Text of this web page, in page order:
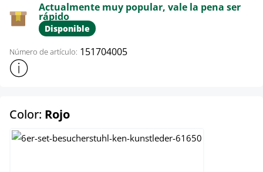
Actualmente muy popular, vale la pena ser
rápido
Disponible
Número de artículo: 151704005
Mostrar más información sobre el producto
Color: Rojoselect